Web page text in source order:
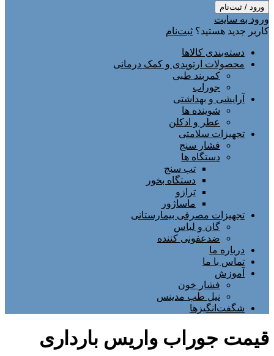
ورود / ثبت‌نام
ورود به سایت
کاربر جدید هستید؟ ثبت‌نام
دسته‌بندی کالاها
محصولات ارتوپدی و کمک درمانی
کمربند طبی
جوراب
آرایشی و بهداشتی
شوینده ها
عطر و ادکلن
تجهیزات سلامتی
فشار سنج
دستگاه ها
تب سنج
دستگاه بخور
ترازو
ماساژور
تجهیزات مصرفی بیمارستانی
گان و لباس
ضدعفونی کننده
درباره ما
تماس با ما
آموزش
فشار خون
نیل طب مدینس
شگفت‌انگیزها
قیمت جوراب واریس بارداری